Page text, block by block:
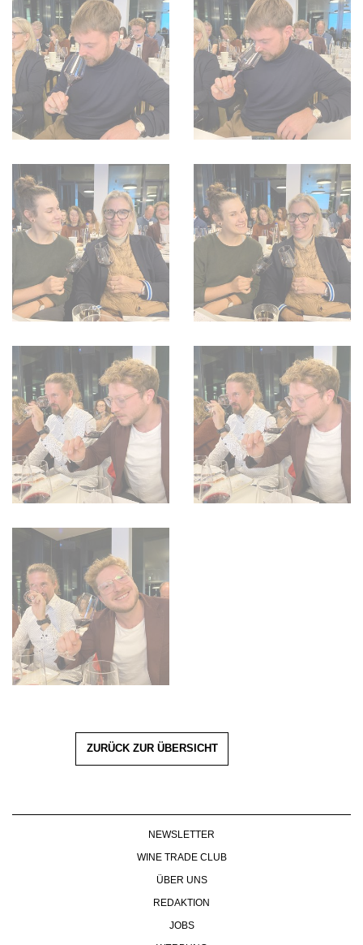
ZURÜCK ZUR ÜBERSICHT
NEWSLETTER
WINE TRADE CLUB
ÜBER UNS
REDAKTION
JOBS